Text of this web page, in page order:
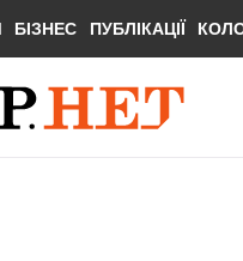
БІЗНЕС ПУБЛІКАЦІЇ